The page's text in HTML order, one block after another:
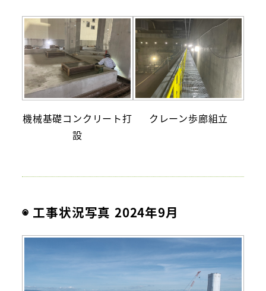
機械基礎コンクリート打
設
クレーン歩廊組立
◉ 工事状況写真 2024年9月